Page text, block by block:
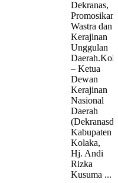
Dekranas,
Promosikan
Wastra dan
Kerajinan
Unggulan
– Ketua
Dewan
Kerajinan
Nasional
Daerah
Kabupaten
Kolaka,
Hj. Andi
Rizka
Kusuma ...